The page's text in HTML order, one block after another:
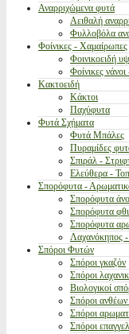
Αναρριχώμενα φυτά
Αειθαλή
Φυλλοβόλα
Φοίνικες - Χαμαίρωπες
Φοινικοειδή
Φοίνικες
Κακτοειδή
Κάκτοι
Παχύφυτα
Φυτά Σχήματα
Φυτά Μπάλες
Πυραμίδες
Σπιράλ -
Ελεύθερα -
Σπορόφυτα -
Σπορόφυτα
Σπορόφυτα
Σπορόφυτα
Λαχανόκηπος
Σπόροι Φυτών
Σπόροι γκαζόν
Σπόροι
Βιολογικοί
Σπόροι
Σπόροι
Σπόροι